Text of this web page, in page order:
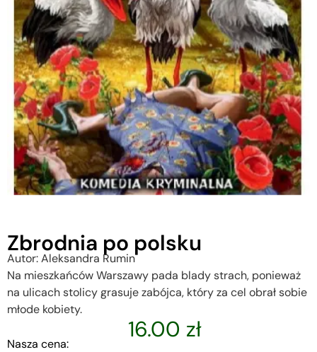
Zbrodnia po polsku
Autor: Aleksandra Rumin
Na mieszkańców Warszawy pada blady strach, ponieważ
na ulicach stolicy grasuje zabójca, który za cel obrał sobie
młode kobiety.
Nasza cena:
16.00 zł